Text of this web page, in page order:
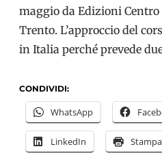
maggio da Edizioni
Trento. L’approccio del
in Italia perché prevede
CONDIVIDI:
WhatsApp
LinkedIn Stampa